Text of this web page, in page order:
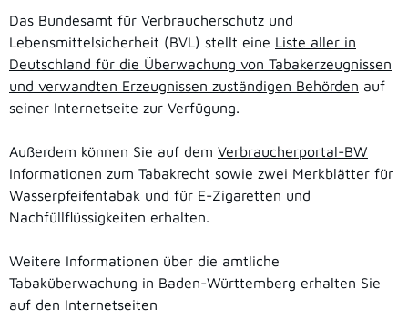
Das Bundesamt für Verbraucherschutz und
Lebensmittelsicherheit (BVL) stellt eine Liste aller in
Deutschland für die Überwachung von Tabakerzeugnissen
und verwandten Erzeugnissen zuständigen Behörden auf
seiner Internetseite zur Verfügung.
Außerdem können Sie auf dem Verbraucherportal-BW
Informationen zum Tabakrecht sowie zwei Merkblätter für
Wasserpfeifentabak und für E-Zigaretten und
Nachfüllflüssigkeiten erhalten.
Weitere Informationen über die amtliche
Tabaküberwachung in Baden-Württemberg erhalten Sie
auf den Internetseiten